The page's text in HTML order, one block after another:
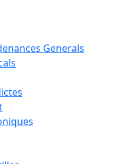
Generals